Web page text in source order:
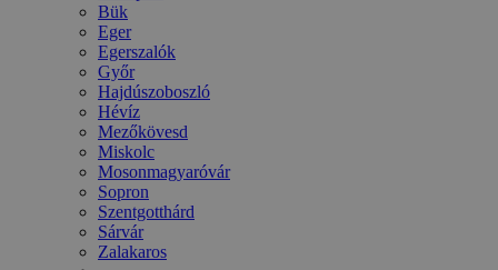
Bük
Eger
Egerszalók
Győr
Hajdúszoboszló
Hévíz
Mezőkövesd
Miskolc
Mosonmagyaróvár
Sopron
Szentgotthárd
Sárvár
Zalakaros